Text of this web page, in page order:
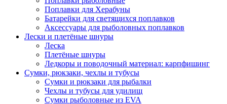
Поплавки для Херабуны
Батарейки для светящихся поплавков
Аксессуары для рыболовных поплавков
Лески и плетёные шнуры
Леска
Плетёные шнуры
Ледкоры и поводочный материал: карпфишинг
Сумки, рюкзаки, чехлы и тубусы
Сумки и рюкзаки для рыбалки
Чехлы и тубусы для удилищ
Сумки рыболовные из EVA